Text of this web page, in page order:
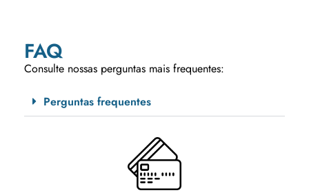
FAQ
Consulte nossas perguntas mais frequentes:
Perguntas frequentes